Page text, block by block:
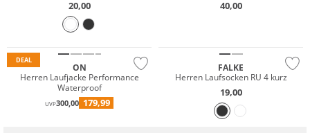
20,00 40,00
DEAL
ON
Herren Laufjacke Performance
Waterproof
UVP300,00 179,99
FALKE
Herren Laufsocken RU 4 kurz
19,00